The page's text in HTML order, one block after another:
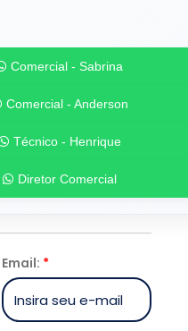
Comercial - Sabrina
Comercial - Anderson
Técnico - Henrique
Diretor Comercial
Email: *